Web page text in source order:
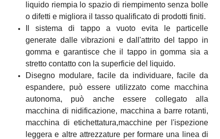
liquido riempia lo spazio di riempimento senza bolle
o difetti e migliora il tasso qualificato di prodotti finiti.
Il sistema di tappo a vuoto evita le particelle
generate dalle vibrazioni e dall'attrito del tappo in
gomma e garantisce che il tappo in gomma sia a
stretto contatto con la superficie del liquido.
Disegno modulare, facile da individuare, facile da
espandere, può essere utilizzato come macchina
autonoma, può anche essere collegato alla
macchina di nidificazione, macchina a barre rotanti,
macchina di etichettatura,macchine per l'ispezione
leggera e altre attrezzature per formare una linea di